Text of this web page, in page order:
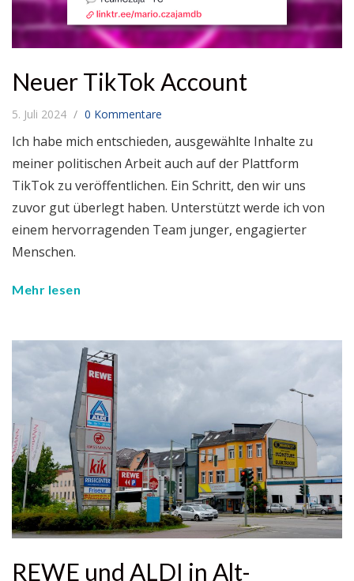
Neuer TikTok Account
5. Juli 2024 0 Kommentare
Ich habe mich entschieden, ausgewählte Inhalte zu
meiner politischen Arbeit auch auf der Plattform
TikTok zu veröffentlichen. Ein Schritt, den wir uns
zuvor gut überlegt haben. Unterstützt werde ich von
einem hervorragenden Team junger, engagierter
Menschen.
Mehr lesen
REWE und ALDI in Alt-